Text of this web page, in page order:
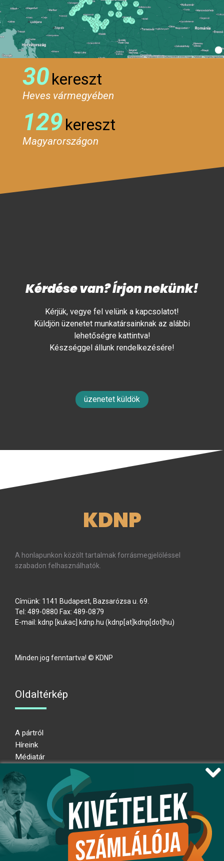
30kereszt
Heves vármegyében
129kereszt
Magyarországon
Kérdése van? Írjon nekünk!
Kérjük, vegye fel velünk a kapcsolatot!
Küldjön üzenetet munkatársainknak az alábbi
lehetőségre kattintva!
Készséggel állunk rendelkezésére!
üzenetet küldök
KDNP
A honlapunkon közölt tartalmak forrásmegjelöléssel
szabadon felhasználhatók.
Címünk: 1141 Budapest, Bazsarózsa u. 69.
Tel: 489-0880 Fax: 489-0879
E-mail: kdnp [kukac] kdnp hu (kdnp[at]kdnp[dot]hu)
Minden jog fenntartva! © KDNP
Oldaltérkép
A pártról
Híreink
Médiatár
Adatkezelési nyilatkozat
Átláthatósági nyilatkozat
Ugrás az oldal tetejére
Kövessen minket!